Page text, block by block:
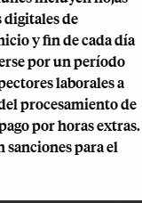
digitales de
y fin de cada día
por un período
laborales a
procesamiento de
por horas extras.
para el